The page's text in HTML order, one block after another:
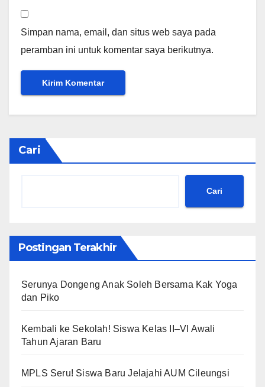
Simpan nama, email, dan situs web saya pada
peramban ini untuk komentar saya berikutnya.
Cari
Cari
Postingan Terakhir
Serunya Dongeng Anak Soleh Bersama Kak Yoga
dan Piko
Kembali ke Sekolah! Siswa Kelas II–VI Awali
Tahun Ajaran Baru
MPLS Seru! Siswa Baru Jelajahi AUM Cileungsi